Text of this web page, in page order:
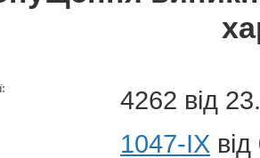
4262 від
1047-IX